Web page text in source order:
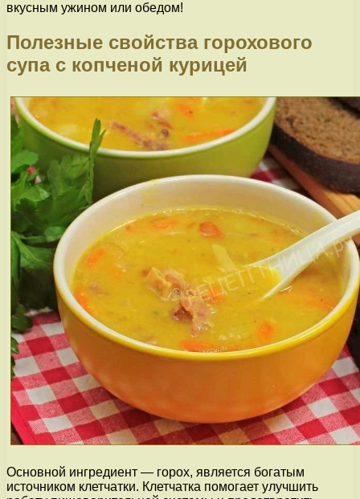
вкусным ужином или обедом!
Полезные свойства горохового
супа с копченой курицей
Основной ингредиент — горох, является богатым
источником клетчатки. Клетчатка помогает улучшить